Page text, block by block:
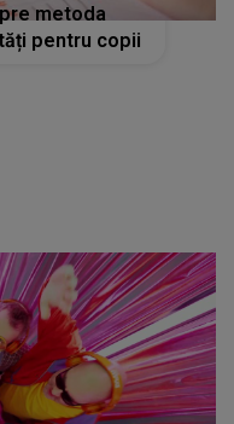
metoda
pentru copii